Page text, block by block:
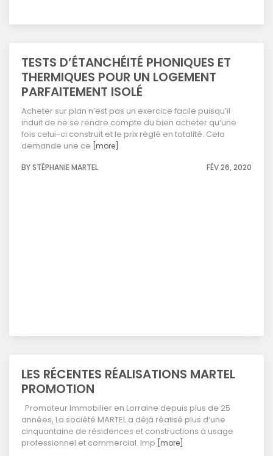
TESTS D’ÉTANCHÉITÉ PHONIQUES ET
THERMIQUES POUR UN LOGEMENT
PARFAITEMENT ISOLÉ
Acheter sur plan n’est pas un exercice facile puisqu’il
induit de ne se rendre compte du bien acheter qu’une
fois celui-ci construit et le prix réglé en totalité. Cela
demande une ce [more]
BY STÉPHANIE MARTEL FÉV 26, 2020
LES RÉCENTES RÉALISATIONS MARTEL
PROMOTION
Promoteur Immobilier en Lorraine depuis plus de 25
années, La société MARTEL a déjà réalisé plus d’une
cinquantaine de résidences et constructions à usage
professionnel et commercial. Imp [more]